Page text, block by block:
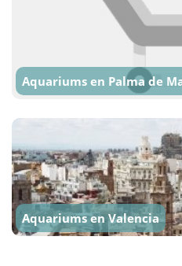
Aquariums en Palma de
Aquariums en Valencia